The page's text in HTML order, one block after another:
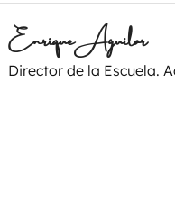
Enrique Aguilar
Director de la Escuela.